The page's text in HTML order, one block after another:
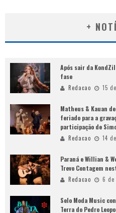
+
Após sair da
fase
Redacao 15
Matheus & Kauan
feriado para a
participação de
Redacao 14
Paraná e Willian &
Trevo Contagem
Redacao 6 de
Selo Moda Music
Terra do Pedro